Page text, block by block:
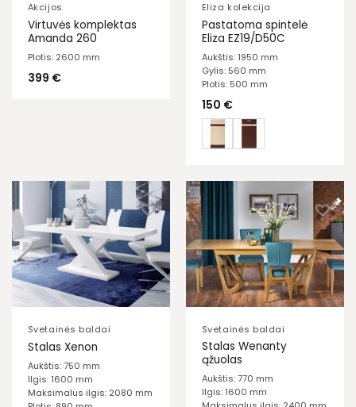
Akcijos
Virtuvės komplektas
Amanda 260
Plotis: 2600 mm
399 €
Eliza kolekcija
Pastatoma spintelė
Eliza EZ19/D50C
Aukštis: 1950 mm
Gylis: 560 mm
Plotis: 500 mm
150 €
Svetainės baldai
Stalas Xenon
Aukštis: 750 mm
Ilgis: 1600 mm
Maksimalus ilgis: 2080 mm
Svetainės baldai
Stalas Wenanty
ąžuolas
Aukštis: 770 mm
Ilgis: 1600 mm